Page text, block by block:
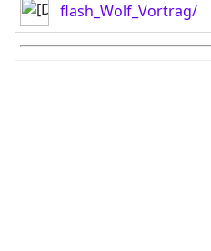
flash_Wolf_Vortrag/